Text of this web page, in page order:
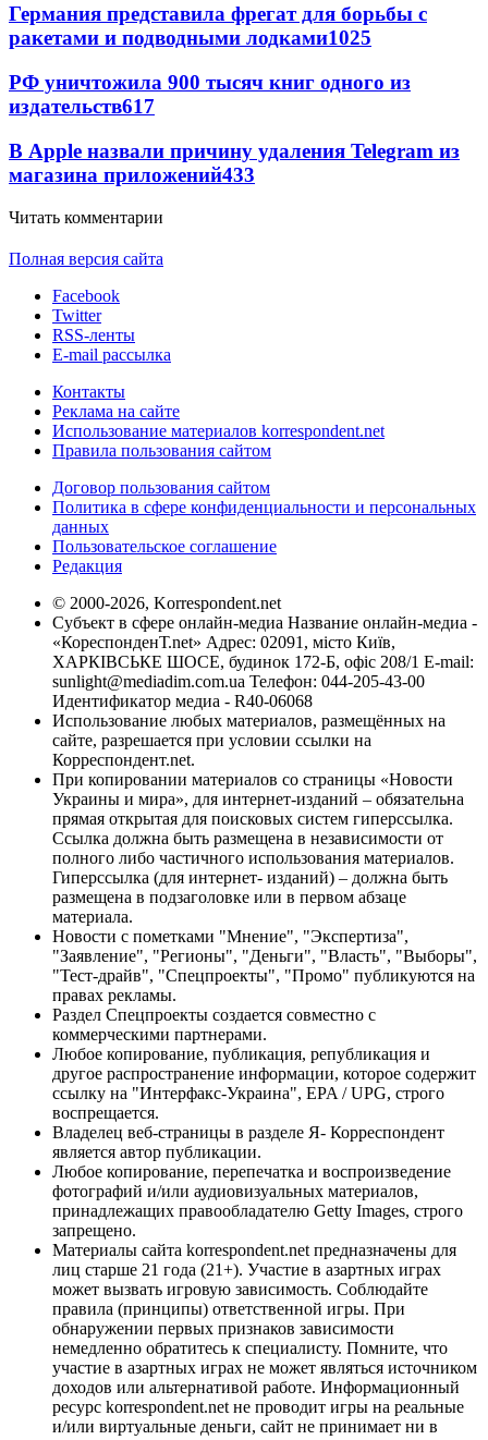
Германия представила фрегат для борьбы с
ракетами и подводными лодками1025
РФ уничтожила 900 тысяч книг одного из
издательств617
В Apple назвали причину удаления Telegram из
магазина приложений433
Читать комментарии
Полная версия сайта
Facebook
Twitter
RSS-ленты
E-mail рассылка
Контакты
Реклама на сайте
Использование материалов korrespondent.net
Правила пользования сайтом
Договор пользования сайтом
Политика в сфере конфиденциальности и персональных
данных
Пользовательское соглашение
Редакция
© 2000-2026, Korrespondent.net
Субъект в сфере онлайн-медиа Название онлайн-медиа -
«КореспонденТ.net» Адрес: 02091, місто Київ,
ХАРКІВСЬКЕ ШОСЕ, будинок 172-Б, офіс 208/1 E-mail:
sunlight@mediadim.com.ua Телефон: 044-205-43-00
Идентификатор медиа - R40-06068
Использование любых материалов, размещённых на
сайте, разрешается при условии ссылки на
Корреспондент.net.
При копировании материалов со страницы «Новости
Украины и мира», для интернет-изданий – обязательна
прямая открытая для поисковых систем гиперссылка.
Ссылка должна быть размещена в независимости от
полного либо частичного использования материалов.
Гиперссылка (для интернет- изданий) – должна быть
размещена в подзаголовке или в первом абзаце
материала.
Новости с пометками "Мнение", "Экспертиза",
"Заявление", "Регионы", "Деньги", "Власть", "Выборы",
"Тест-драйв", "Спецпроекты", "Промо" публикуются на
правах рекламы.
Раздел Спецпроекты создается совместно с
коммерческими партнерами.
Любое копирование, публикация, републикация и
другое распространение информации, которое содержит
ссылку на "Интерфакс-Украина", EPA / UPG, строго
воспрещается.
Владелец веб-страницы в разделе Я- Корреспондент
является автор публикации.
Любое копирование, перепечатка и воспроизведение
фотографий и/или аудиовизуальных материалов,
принадлежащих правообладателю Getty Images, строго
запрещено.
Материалы сайта korrespondent.net предназначены для
лиц старше 21 года (21+). Участие в азартных играх
может вызвать игровую зависимость. Соблюдайте
правила (принципы) ответственной игры. При
обнаружении первых признаков зависимости
немедленно обратитесь к специалисту. Помните, что
участие в азартных играх не может являться источником
доходов или альтернативой работе. Информационный
ресурс korrespondent.net не проводит игры на реальные
и/или виртуальные деньги, сайт не принимает ни в